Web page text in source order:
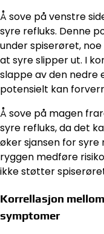
Å sove på venstre
syre refluks. Denne
under spiserøret,
at syre slipper ut. I
slappe av den nedre
potensielt kan
Å sove på magen
syre refluks, da det
øker sjansen for syre
ryggen medføre
ikke støtter
Korrellasjon
symptomer